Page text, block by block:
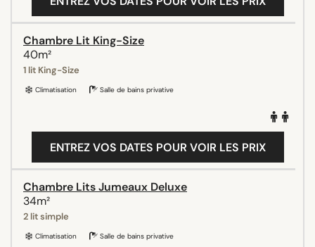
Chambre Lit King-Size
40m²
1 lit King-Size
Climatisation Salle de bains privative
ENTREZ VOS DATES POUR VOIR LES PRIX
Chambre Lits Jumeaux Deluxe
34m²
2 lit simple
Climatisation Salle de bains privative